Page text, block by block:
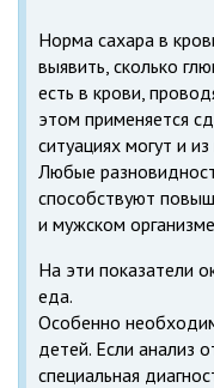
Норма сахара в
выявить, сколько
есть в крови,
этом применяется
ситуациях могут и
Любые
способствуют
и мужском
На эти показатели
еда.
Особенно
детей. Если анализ
специальная